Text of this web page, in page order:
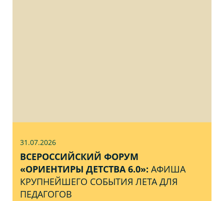
31.07.2026
ВСЕРОССИЙСКИЙ ФОРУМ
«ОРИЕНТИРЫ ДЕТСТВА 6.0»: АФИША
КРУПНЕЙШЕГО СОБЫТИЯ ЛЕТА ДЛЯ
ПЕДАГОГОВ